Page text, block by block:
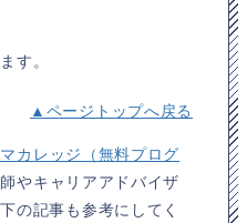
す。
▲ページトップへ戻る
カレッジ（無料プログ
やキャリアアドバイザ
の記事も参考にしてく